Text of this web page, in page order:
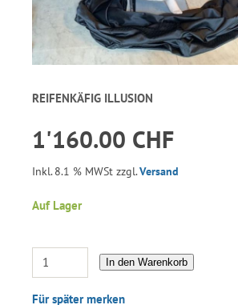
REIFENKÄFIG ILLUSION
1'160.00 CHF
Inkl. 8.1 % MWSt zzgl.Versand
Auf Lager
In den Warenkorb
Für später merken